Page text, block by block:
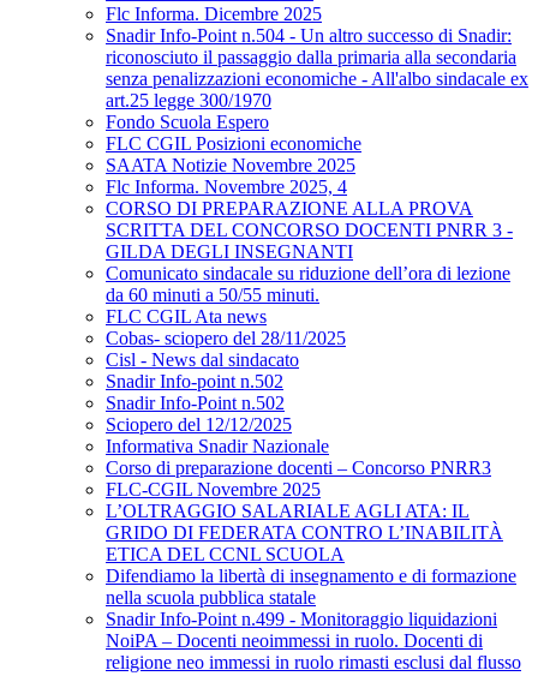
Flc Informa. Dicembre 2025
Snadir Info-Point n.504 - Un altro successo di Snadir:
riconosciuto il passaggio dalla primaria alla secondaria
senza penalizzazioni economiche - All'albo sindacale ex
art.25 legge 300/1970
Fondo Scuola Espero
FLC CGIL Posizioni economiche
SAATA Notizie Novembre 2025
Flc Informa. Novembre 2025, 4
CORSO DI PREPARAZIONE ALLA PROVA
SCRITTA DEL CONCORSO DOCENTI PNRR 3 -
GILDA DEGLI INSEGNANTI
Comunicato sindacale su riduzione dell’ora di lezione
da 60 minuti a 50/55 minuti.
FLC CGIL Ata news
Cobas- sciopero del 28/11/2025
Cisl - News dal sindacato
Snadir Info-point n.502
Snadir Info-Point n.502
Sciopero del 12/12/2025
Informativa Snadir Nazionale
Corso di preparazione docenti – Concorso PNRR3
FLC-CGIL Novembre 2025
L’OLTRAGGIO SALARIALE AGLI ATA: IL
GRIDO DI FEDERATA CONTRO L’INABILITÀ
ETICA DEL CCNL SCUOLA
Difendiamo la libertà di insegnamento e di formazione
nella scuola pubblica statale
Snadir Info-Point n.499 - Monitoraggio liquidazioni
NoiPA – Docenti neoimmessi in ruolo. Docenti di
religione neo immessi in ruolo rimasti esclusi dal flusso